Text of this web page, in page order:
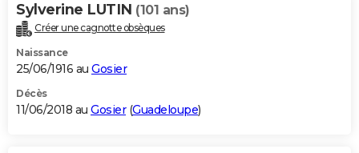
Sylverine LUTIN (101 ans)
Créer une cagnotte obsèques
Naissance
25/06/1916 au Gosier
Décès
11/06/2018 au Gosier(Guadeloupe)